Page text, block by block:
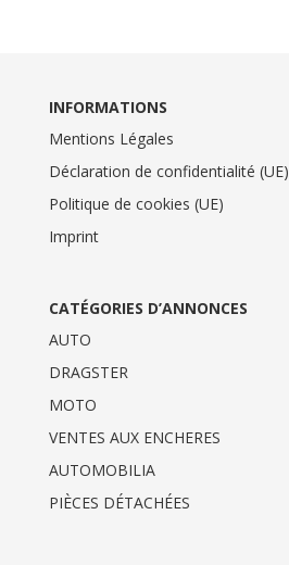
INFORMATIONS
Mentions Légales
Déclaration de confidentialité (UE)
Politique de cookies (UE)
Imprint
CATÉGORIES D’ANNONCES
AUTO
DRAGSTER
MOTO
VENTES AUX ENCHERES
AUTOMOBILIA
PIÈCES DÉTACHÉES